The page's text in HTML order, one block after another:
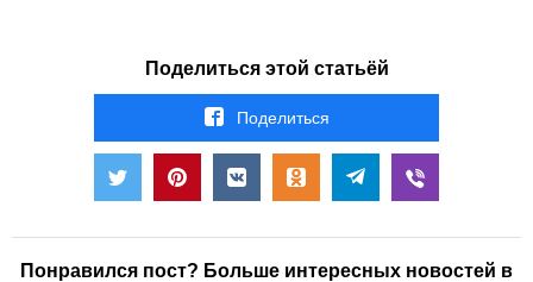
Поделиться этой статьёй
Поделиться
Понравился пост? Больше интересных новостей в